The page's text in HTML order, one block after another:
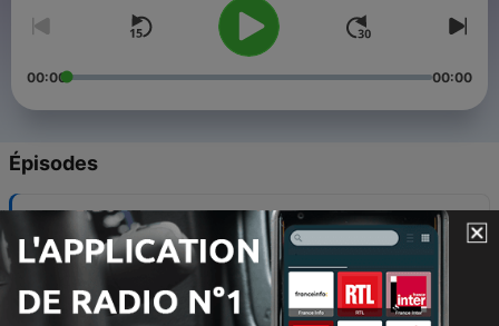
00:00 00:00
Épisodes
48 - Sophie BELOT - Les Mondes subtils
30 juil. 2023
47 - Soizic LE BIAVANT - Soins holistiques
30 juil. 2023